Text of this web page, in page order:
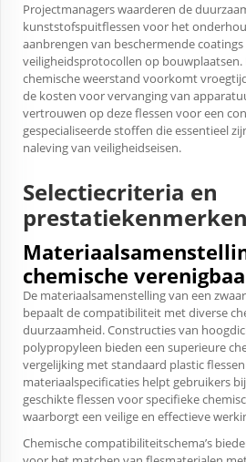
Projectmanagers waarderen de
kunststofspuitflessen voor het
aanbrengen van beschermende
veiligheidsprotocollen op bouwplaatsen.
chemische weerstand voorkomt
de kosten voor vervanging van
vertrouwen op deze flessen voor een
gespecialiseerde stoffen die essentieel
naleving van veiligheidseisen.
Selectiecriteria en
prestatiekenmerken
chemische
De materiaalsamenstelling van een
bepaalt de compatibiliteit met diverse
duurzaamheid. Constructies van
polypropyleen bieden een superieure
vergelijking met standaard plastic
materiaalspecificaties helpt gebruikers
geschikte flessen voor specifieke
waarborgt een veilige en effectieve
Chemische compatibiliteitschema’s